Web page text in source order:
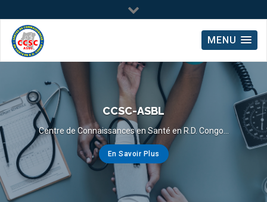
MENU
CCSC-ASBL
Centre de Connaissances en Santé en R.D. Congo...
En Savoir Plus